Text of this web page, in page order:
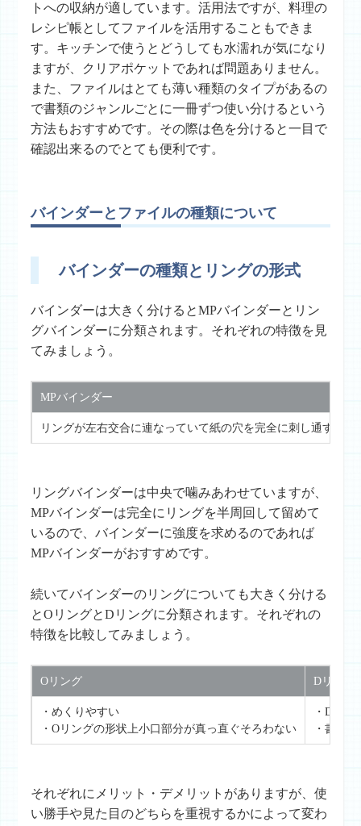
トへの収納が適しています。活用法ですが、料理の
レシピ帳としてファイルを活用することもできま
す。キッチンで使うとどうしても水濡れが気になり
ますが、クリアポケットであれば問題ありません。
また、ファイルはとても薄い種類のタイプがあるの
で書類のジャンルごとに一冊ずつ使い分けるという
方法もおすすめです。その際は色を分けると一目で
確認出来るのでとても便利です。
バインダーとファイルの種類について
バインダーの種類とリングの形式
バインダーは大きく分けるとMPバインダーとリン
グバインダーに分類されます。それぞれの特徴を見
てみましょう。
MPバインダー
リングが左右交合に連なっていて紙の穴を完全に刺し通す方式
リングバインダーは中央で噛みあわせていますが、
MPバインダーは完全にリングを半周回して留めて
いるので、バインダーに強度を求めるのであれば
MPバインダーがおすすめです。
続いてバインダーのリングについても大きく分ける
とOリングとDリングに分類されます。それぞれの
特徴を比較してみましょう。
Oリング Dリング
・めくりやすい
・Oリングの形状上小口部分が真っ直ぐそろわない
・Dリ
・書類
それぞれにメリット・デメリットがありますが、使
い勝手や見た目のどちらを重視するかによって変わ